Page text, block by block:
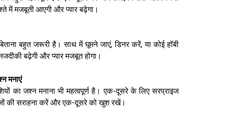
में मजबूती आएगी और प्यार बढ़ेगा।
बहुत जरूरी है। साथ में घूमने जाएं, डिनर करें, या कोई हॉबी
बढ़ेगी और प्यार मजबूत होगा।
मनाएं
का जश्न मनाना भी महत्वपूर्ण है। एक-दूसरे के लिए सरप्राइज
की सराहना करें और एक-दूसरे को खुश रखें।